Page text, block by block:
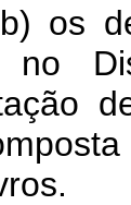
b) os
no